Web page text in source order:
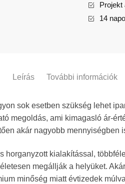
Projekt
14
Leírás További információk
sok esetben szükség lehet
megoldás, ami kimagasló ár-
akár nagyobb mennyiségben
horganyzott kialakítással,
megállják a helyüket.
minőség miatt évtizedek